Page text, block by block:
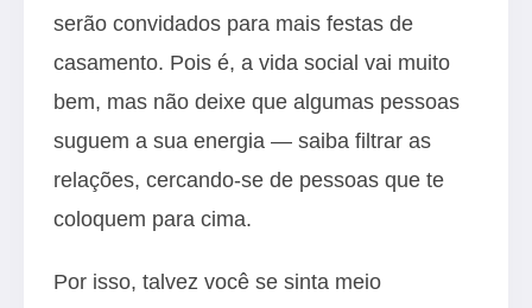
serão convidados para mais festas de
casamento. Pois é, a vida social vai muito
bem, mas não deixe que algumas pessoas
suguem a sua energia — saiba filtrar as
relações, cercando-se de pessoas que te
coloquem para cima.
Por isso, talvez você se sinta meio